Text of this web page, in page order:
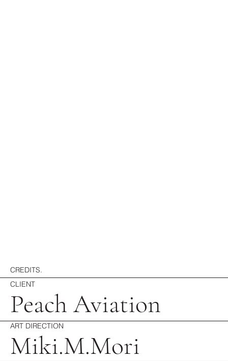
CREDITS.
CLIENT
Peach Aviation
ART DIRECTION
Miki.M.Mori